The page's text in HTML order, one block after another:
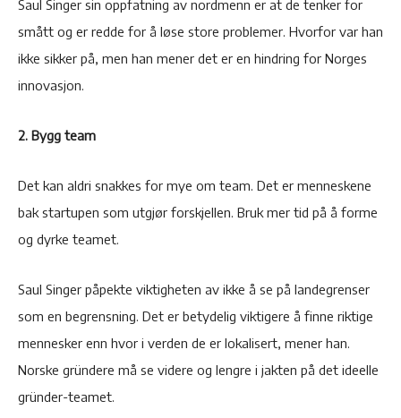
Saul Singer sin oppfatning av nordmenn er at de tenker for
smått og er redde for å løse store problemer. Hvorfor var han
ikke sikker på, men han mener det er en hindring for Norges
innovasjon.
2. Bygg team
Det kan aldri snakkes for mye om team. Det er menneskene
bak startupen som utgjør forskjellen. Bruk mer tid på å forme
og dyrke teamet.
Saul Singer påpekte viktigheten av ikke å se på landegrenser
som en begrensning. Det er betydelig viktigere å finne riktige
mennesker enn hvor i verden de er lokalisert, mener han.
Norske gründere må se videre og lengre i jakten på det ideelle
gründer-teamet.